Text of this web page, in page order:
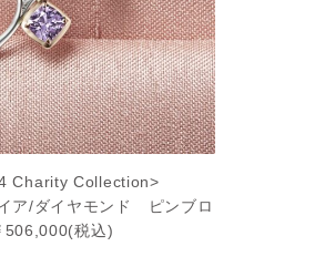
Charity Collection>
ア/ダイヤモンド ピンブロ
506,000(税込)